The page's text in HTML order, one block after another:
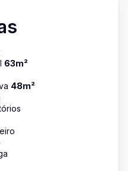
63m²
48m²
s